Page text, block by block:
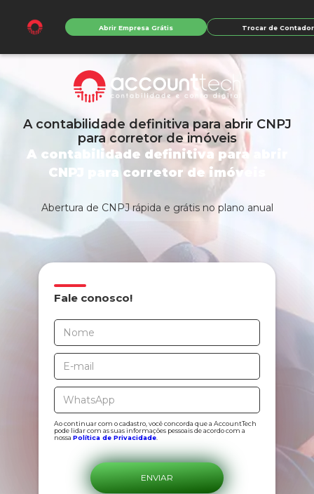
Abrir Empresa Grátis Trocar de Contador
A contabilidade definitiva para abrir CNPJ
para corretor de imóveis
A contabilidade definitiva para abrir
CNPJ para corretor de imóveis
Abertura de CNPJ rápida e grátis no plano anual
Fale conosco!
Ao continuar com o cadastro, você concorda que a AccountTech
pode lidar com as suas informações pessoais de acordo com a
nossa Política de Privacidade